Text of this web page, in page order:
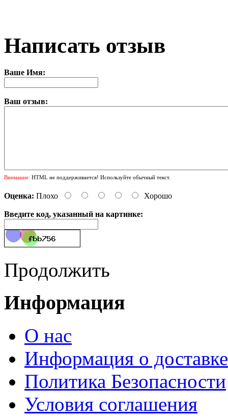
Написать отзыв
Ваше Имя:
Ваш отзыв:
Внимание: HTML не поддерживается! Используйте обычный текст.
Оценка: Плохо Хорошо
Введите код, указанный на картинке:
Продолжить
Информация
О нас
Информация о доставке
Политика Безопасности
Условия соглашения